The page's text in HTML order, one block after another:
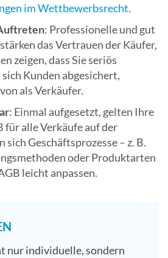
im Wettbewerbsrecht.
: Professionelle und gut
das Vertrauen der Käufer,
zeigen, dass Sie seriös
Kunden abgesichert,
als Verkäufer.
: Einmal aufgesetzt, gelten Ihre
für alle Verkäufe auf der
Geschäftsprozesse – z. B.
oder Produktarten
leicht anpassen.
nur individuelle, sondern